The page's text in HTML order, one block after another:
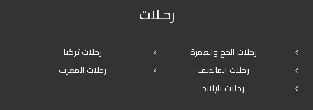
رحـلات
رحلات الحج والعمرة
رحلات تركيا
رحلات المالديف
رحلات المغرب
رحلات تايلاند